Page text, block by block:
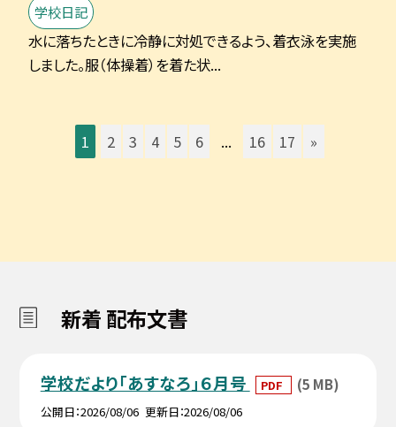
学校日記
水に落ちたときに冷静に対処できるよう、着衣泳を実施
しました。服（体操着）を着た状...
1 2 3 4 5 6 ... 16 17 »
新着 配布文書
学校だより「あすなろ」６月号 PDF (5 MB)
公開日 2026/08/06 更新日 2026/08/06